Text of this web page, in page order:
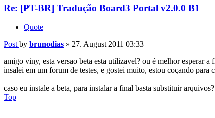
Re: [PT-BR] Tradução Board3 Portal v2.0.0 B1
Quote
Post by brunodias » 27. August 2011 03:33
amigo viny, esta versao beta esta utilizavel? ou é melhor esperar a
insalei em um forum de testes, e gostei muito, estou coçando para
caso eu instale a beta, para instalar a final basta substituir arquivos?
Top